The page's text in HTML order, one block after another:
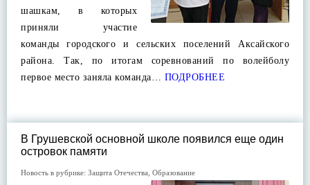
шашкам, в которых
приняли участие
команды городского и сельских поселений Аксайского
района. Так, по итогам соревнований по волейболу
первое место заняла команда… ПОДРОБНЕЕ
В Грушевской основной школе появился еще один
островок памяти
Новость в рубрике: Защита Отечества Образование